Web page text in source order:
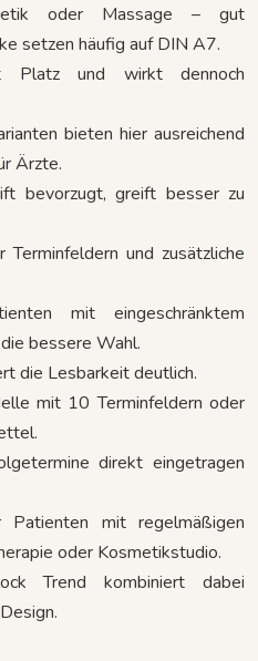
oder Massage – gut
setzen häufig auf DIN A7.
Platz und wirkt dennoch
bieten hier ausreichend
Ärzte.
bevorzugt, greift besser zu
und zusätzliche
mit eingeschränktem
bessere Wahl.
die Lesbarkeit deutlich.
mit 10 Terminfeldern oder
direkt eingetragen
mit regelmäßigen
oder Kosmetikstudio.
Trend kombiniert dabei